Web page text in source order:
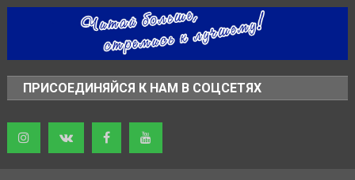
ПРИСОЕДИНЯЙСЯ К НАМ В СОЦСЕТЯХ